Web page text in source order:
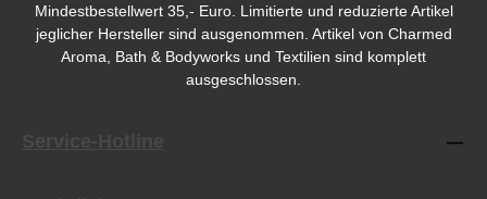
Mindestbestellwert 35,- Euro. Limitierte und reduzierte Artikel
jeglicher Hersteller sind ausgenommen. Artikel von Charmed
Aroma, Bath & Bodyworks und Textilien sind komplett
ausgeschlossen.